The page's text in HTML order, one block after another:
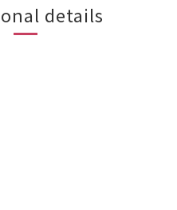
details